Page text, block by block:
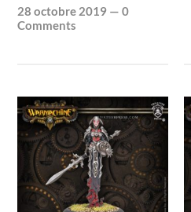
28 octobre 2019 —0
Comments